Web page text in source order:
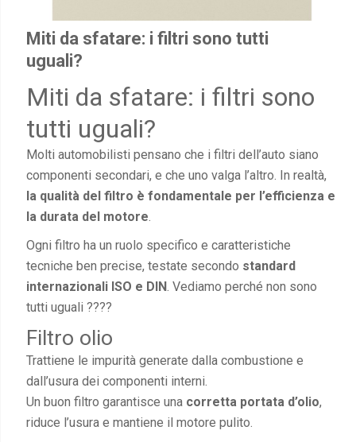
Miti da sfatare: i filtri sono tutti
uguali?
Miti da sfatare: i filtri sono
tutti uguali?
Molti automobilisti pensano che i filtri dell’auto siano
componenti secondari, e che uno valga l’altro. In realtà,
la qualità del filtro è fondamentale per l’efficienza e
la durata del motore
Ogni filtro ha un ruolo specifico e caratteristiche
tecniche ben precise, testate secondo standard
internazionali ISO e DIN . Vediamo perché non sono
tutti uguali ????
Filtro olio
Trattiene le impurità generate dalla combustione e
dall’usura dei componenti interni.
Un buon filtro garantisce una corretta portata d’olio,
riduce l’usura e mantiene il motore pulito.